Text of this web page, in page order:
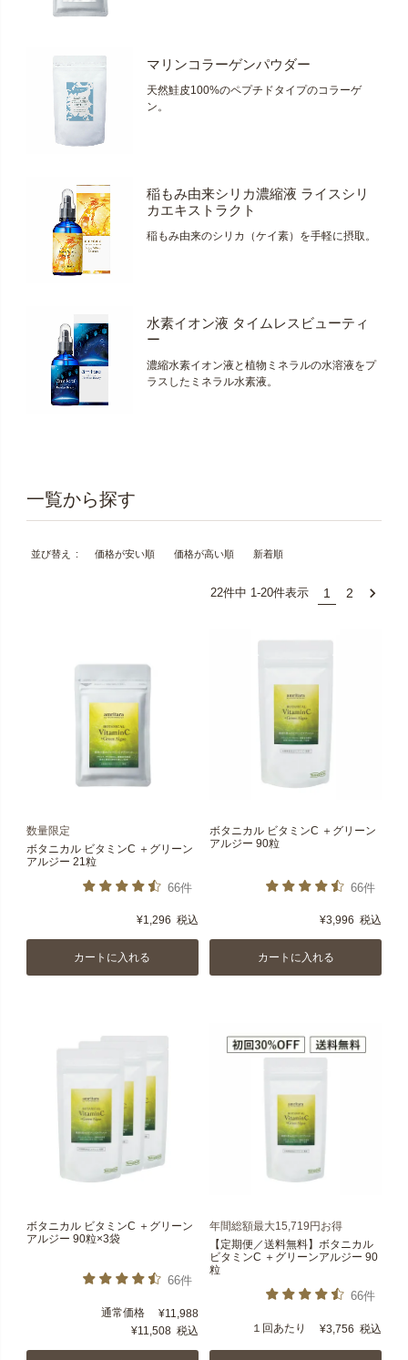
マリンコラーゲンパウダー
天然鮭皮100%のペプチドタイプのコラーゲ
ン。
稲もみ由来シリカ濃縮液 ライスシリ
カエキストラクト
稲もみ由来のシリカ（ケイ素）を手軽に摂取。
水素イオン液 タイムレスビューティ
ー
濃縮水素イオン液と植物ミネラルの水溶液をプ
ラスしたミネラル水素液。
並び替え 価格が安い順 価格が高い順 新着順
22件中 1-20件表示 1 2
数量限定
ボタニカル ビタミンC ＋グリーン
アルジー 21粒
66件
¥1,296 税込
カートに入れる
ボタニカル ビタミンC ＋グリーン
アルジー 90粒
66件
¥3,996 税込
カートに入れる
ボタニカル ビタミンC ＋グリーン
アルジー 90粒×3袋
66件
通常価格 ¥11,988
¥11,508 税込
年間総額最大15,719円お得
【定期便／送料無料】ボタニカル
ビタミンC ＋グリーンアルジー 90
粒
66件
１回あたり ¥3,756 税込